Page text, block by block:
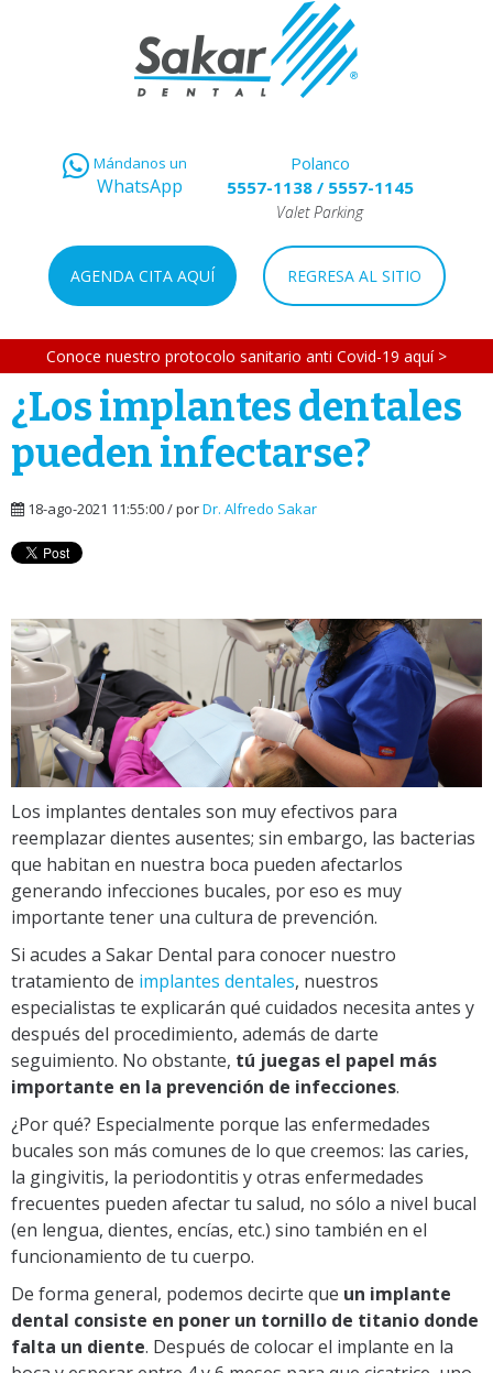
Mándanos un
WhatsApp
Polanco
5557-1138/ 5557-1145
Valet Parking
AGENDA CITA AQUÍ REGRESA AL SITIO
Conoce nuestro protocolo sanitario anti Covid-19 aquí >
¿Los implantes dentales
pueden infectarse?
18-ago-2021 11:55:00 / porDr. Alfredo Sakar
Los implantes dentales son muy efectivos para
reemplazar dientes ausentes; sin embargo, las bacterias
que habitan en nuestra boca pueden afectarlos
generando infecciones bucales, por eso es muy
importante tener una cultura de prevención.
Si acudes a Sakar Dental para conocer nuestro
tratamiento de implantes dentales, nuestros
especialistas te explicarán qué cuidados necesita antes y
después del procedimiento, además de darte
seguimiento. No obstante, tú juegas el papel más
importante en la prevención de infecciones.
¿Por qué? Especialmente porque las enfermedades
bucales son más comunes de lo que creemos: las caries,
la gingivitis, la periodontitis y otras enfermedades
frecuentes pueden afectar tu salud, no sólo a nivel bucal
(en lengua, dientes, encías, etc.) sino también en el
funcionamiento de tu cuerpo.
De forma general, podemos decirte que un implante
dental consiste en poner un tornillo de titanio donde
falta un diente. Después de colocar el implante en la